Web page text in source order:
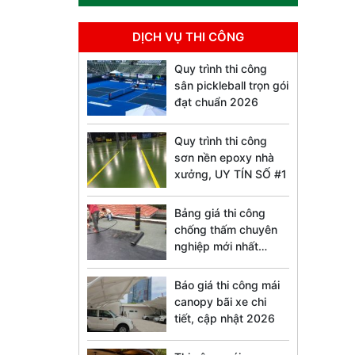
DỊCH VỤ THI CÔNG
Quy trình thi công
sân pickleball trọn gói
đạt chuẩn 2026
Quy trình thi công
sơn nền epoxy nhà
xưởng, UY TÍN SỐ #1
Bảng giá thi công
chống thấm chuyên
nghiệp mới nhất
Báo giá thi công mái
canopy bãi xe chi
tiết, cập nhật 2026